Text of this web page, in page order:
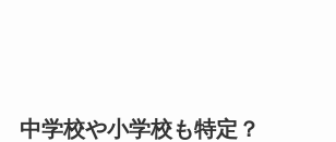
中学校や小学校も特定？